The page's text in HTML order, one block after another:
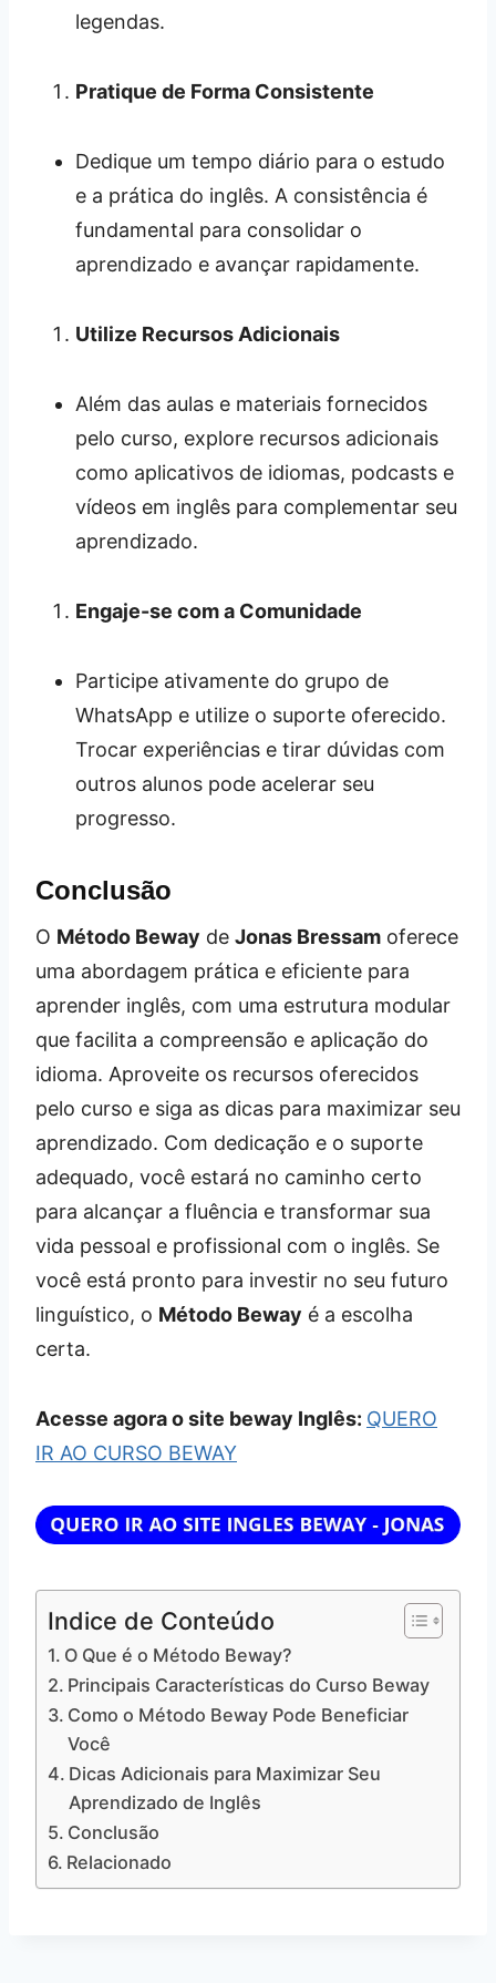
legendas.
Pratique de Forma Consistente
Dedique um tempo diário para o estudo
e a prática do inglês. A consistência é
fundamental para consolidar o
aprendizado e avançar rapidamente.
Utilize Recursos Adicionais
Além das aulas e materiais fornecidos
pelo curso, explore recursos adicionais
como aplicativos de idiomas, podcasts e
vídeos em inglês para complementar seu
aprendizado.
Engaje-se com a Comunidade
Participe ativamente do grupo de
WhatsApp e utilize o suporte oferecido.
Trocar experiências e tirar dúvidas com
outros alunos pode acelerar seu
progresso.
Conclusão
O Método Beway de Jonas Bressam oferece
uma abordagem prática e eficiente para
aprender inglês, com uma estrutura modular
que facilita a compreensão e aplicação do
idioma. Aproveite os recursos oferecidos
pelo curso e siga as dicas para maximizar seu
aprendizado. Com dedicação e o suporte
adequado, você estará no caminho certo
para alcançar a fluência e transformar sua
vida pessoal e profissional com o inglês. Se
você está pronto para investir no seu futuro
linguístico, o Método Beway é a escolha
certa.
Acesse agora o site beway Inglês: QUERO
IR AO CURSO BEWAY
Indice de Conteúdo
O Que é o Método Beway?
Principais Características do Curso Beway
Como o Método Beway Pode Beneficiar
Você
Dicas Adicionais para Maximizar Seu
Aprendizado de Inglês
Conclusão
Relacionado